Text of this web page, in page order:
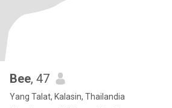
Bee, 47
Yang Talat, Kalasin, Thailandia